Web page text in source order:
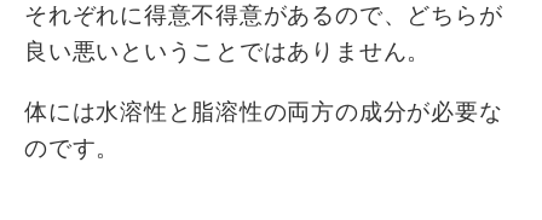
それぞれに得意不得意があるので、どちらが
良い悪いということではありません。
体には水溶性と脂溶性の両方の成分が必要な
のです。